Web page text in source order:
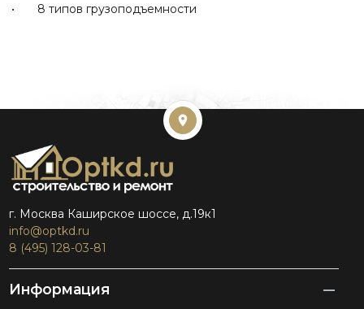
• 8 типов грузоподъемности
г. Москва Каширское шоссе, д.19к1
info@optkd.ru
8 (495) 128-03-81
Информация